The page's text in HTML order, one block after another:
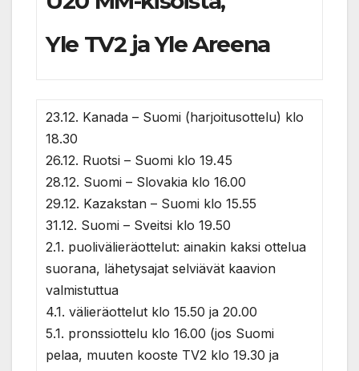
Yle TV2 ja Yle Areena
23.12. Kanada – Suomi (harjoitusottelu) klo
18.30
26.12. Ruotsi – Suomi klo 19.45
28.12. Suomi – Slovakia klo 16.00
29.12. Kazakstan – Suomi klo 15.55
31.12. Suomi – Sveitsi klo 19.50
2.1. puolivälieräottelut: ainakin kaksi ottelua
suorana, lähetysajat selviävät kaavion
valmistuttua
4.1. välieräottelut klo 15.50 ja 20.00
5.1. pronssiottelu klo 16.00 (jos Suomi
pelaa, muuten kooste TV2 klo 19.30 ja